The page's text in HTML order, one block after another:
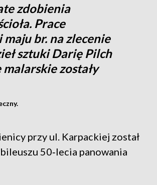
zdobienia
Prace
br. na zlecenie
sztuki Darię Pilch
zostały
przy ul. Karpackiej został
50‑lecia panowania